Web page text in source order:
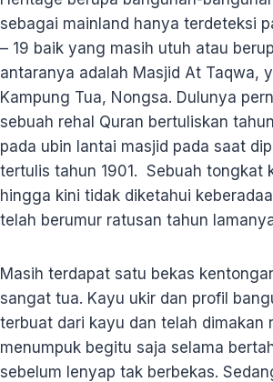
sebagai mainland hanya terdeteksi
– 19 baik yang masih utuh atau
antaranya adalah Masjid At Taqwa,
Kampung Tua, Nongsa. Dulunya
sebuah rehal Quran bertuliskan
pada ubin lantai masjid pada saat
tertulis tahun 1901. Sebuah tongkat
hingga kini tidak diketahui
telah berumur ratusan tahun
Masih terdapat satu bekas
sangat tua. Kayu ukir dan profil
terbuat dari kayu dan telah dimakan
menumpuk begitu saja selama
sebelum lenyap tak berbekas.